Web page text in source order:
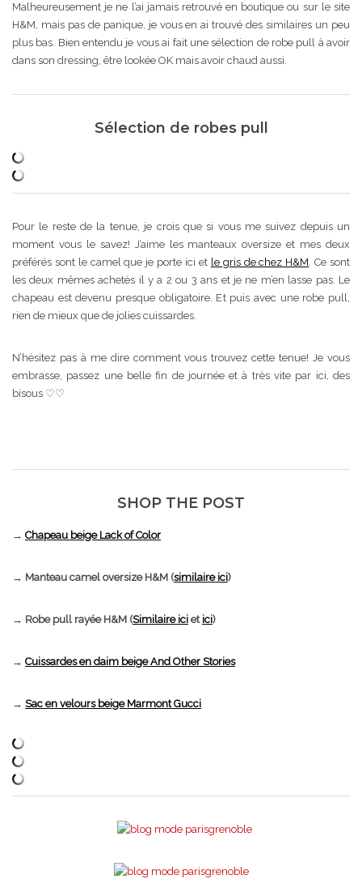
Malheureusement je ne l’ai jamais retrouvé en boutique ou sur le site
H&M, mais pas de panique, je vous en ai trouvé des similaires un peu
plus bas. Bien entendu je vous ai fait une sélection de robe pull à avoir
dans son dressing, être lookée OK mais avoir chaud aussi.
Sélection de robes pull
Pour le reste de la tenue, je crois que si vous me suivez depuis un
moment vous le savez! J’aime les manteaux oversize et mes deux
préférés sont le camel que je porte ici et le gris de chez H&M . Ce sont
les deux mêmes achetés il y a 2 ou 3 ans et je ne m’en lasse pas. Le
chapeau est devenu presque obligatoire. Et puis avec une robe pull,
rien de mieux que de jolies cuissardes.
N’hésitez pas à me dire comment vous trouvez cette tenue! Je vous
embrasse, passez une belle fin de journée et à très vite par ici, des
bisous ♡♡
SHOP THE POST
→ Chapeau beige Lack of Color
→ Manteau camel oversize H&M (similaire ici)
→ Robe pull rayée H&M (Similaire ici et ici)
→ Cuissardes en daim beige And Other Stories
→ Sac en velours beige Marmont Gucci